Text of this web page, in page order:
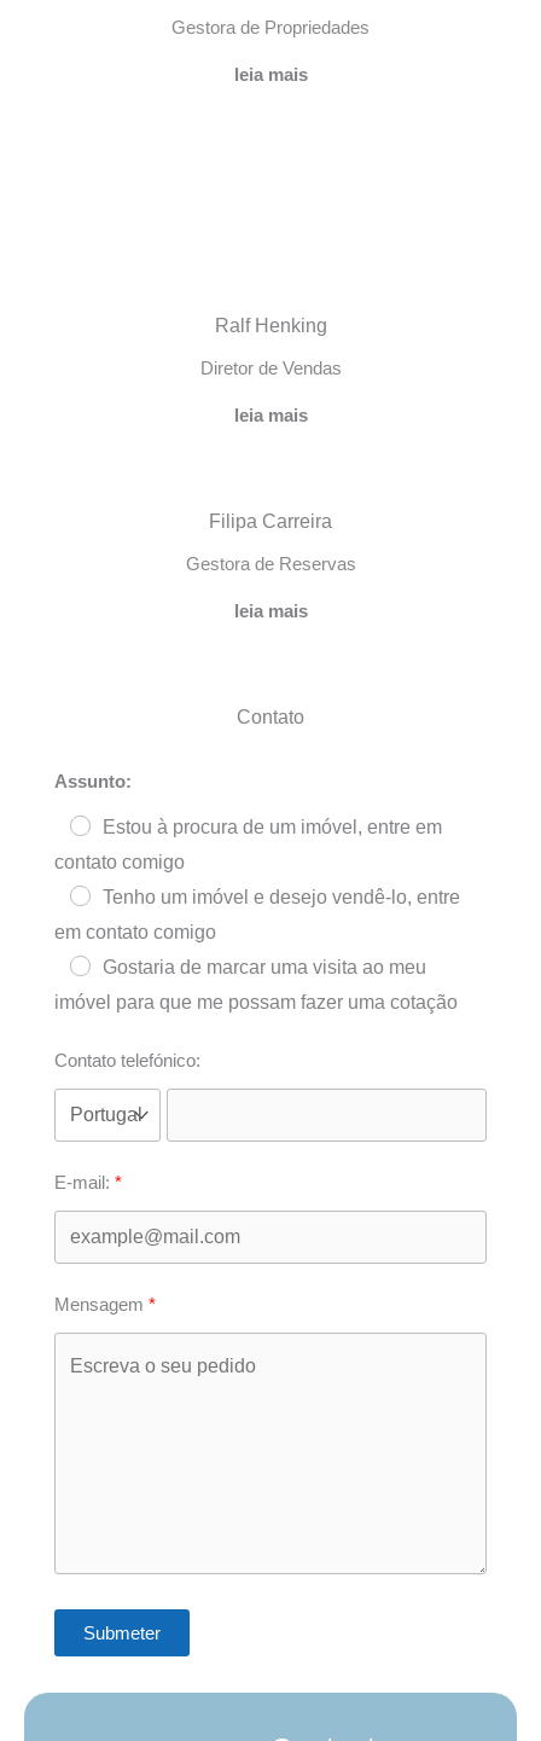
Gestora de Propriedades
leia mais
Ralf Henking
Diretor de Vendas
leia mais
Filipa Carreira
Gestora de Reservas
leia mais
Contato
Assunto:
Estou à procura de um imóvel, entre em
contato comigo
Tenho um imóvel e desejo vendê-lo, entre
em contato comigo
Gostaria de marcar uma visita ao meu
imóvel para que me possam fazer uma cotação
Contato telefónico:
E-mail:
Mensagem
Submeter